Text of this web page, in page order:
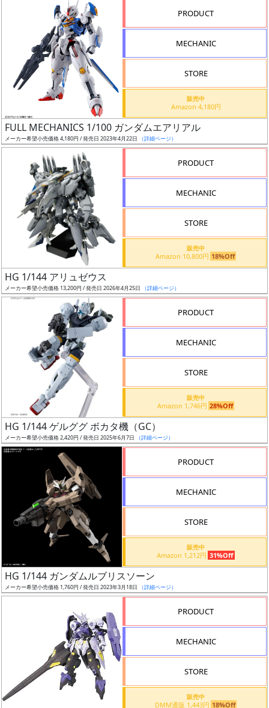
ル
ー
ズ・
況
売
始
抽
選
PRODUCT
MECHANIC
STORE
販売中
Amazon 4,180円
FULL MECHANICS 1/100 ガンダムエアリアル
メーカー希望小売価格 4,180円 / 発売日 2023年4月22日 （詳細ページ）
PRODUCT
MECHANIC
STORE
販売中
Amazon 10,800円 18%Off
HG 1/144 アリュゼウス
メーカー希望小売価格 13,200円 / 発売日 2026年4月25日 （詳細ページ）
PRODUCT
MECHANIC
STORE
販売中
Amazon 1,746円 28%Off
HG 1/144 ゲルググ ボカタ機（GC）
メーカー希望小売価格 2,420円 / 発売日 2025年6月7日 （詳細ページ）
PRODUCT
MECHANIC
STORE
販売中
Amazon 1,212円 31%Off
HG 1/144 ガンダムルブリスソーン
メーカー希望小売価格 1,760円 / 発売日 2023年3月18日 （詳細ページ）
PRODUCT
MECHANIC
STORE
販売中
DMM通販 1,443円 18%Off